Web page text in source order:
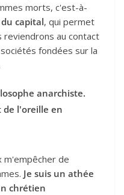
morts, c'est-à-
capital, qui permet
reviendrons au contact
fondées sur la
anarchiste.
de l'oreille en
m'empêcher de
Je suis un athée
chrétien